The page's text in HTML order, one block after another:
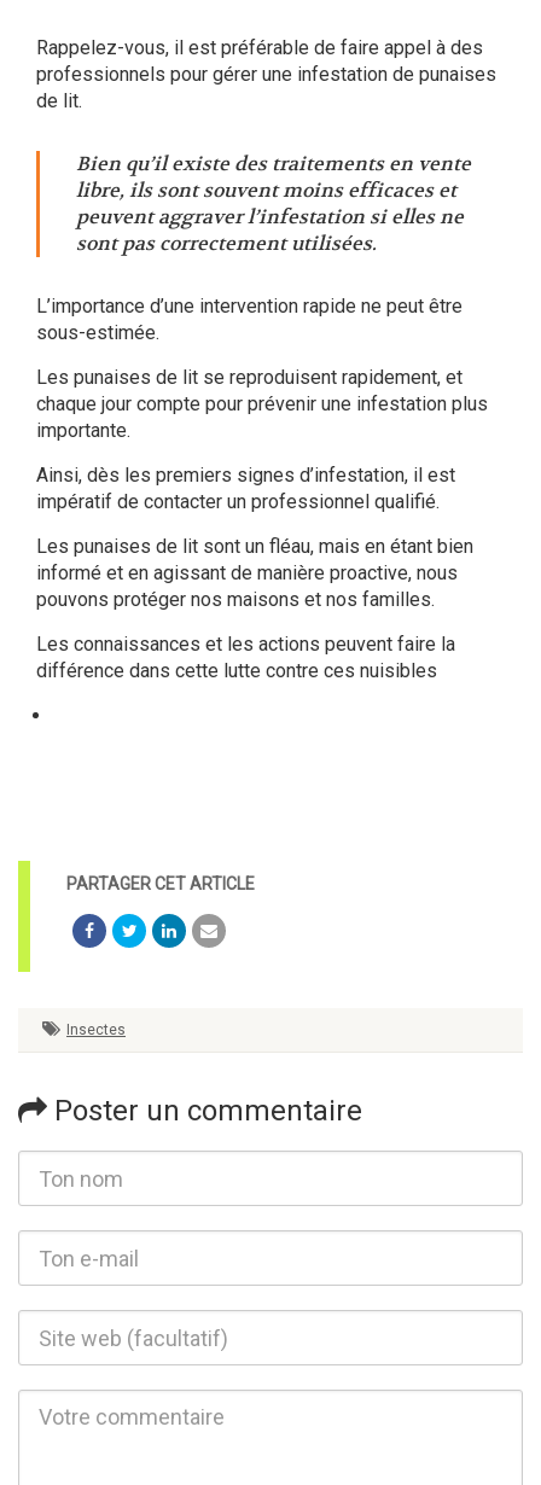
Rappelez-vous, il est préférable de faire appel à des
professionnels pour gérer une infestation de punaises
de lit.
Bien qu’il existe des traitements en vente
libre, ils sont souvent moins efficaces et
peuvent aggraver l’infestation si elles ne
sont pas correctement utilisées.
L’importance d’une intervention rapide ne peut être
sous-estimée.
Les punaises de lit se reproduisent rapidement, et
chaque jour compte pour prévenir une infestation plus
importante.
Ainsi, dès les premiers signes d’infestation, il est
impératif de contacter un professionnel qualifié.
Les punaises de lit sont un fléau, mais en étant bien
informé et en agissant de manière proactive, nous
pouvons protéger nos maisons et nos familles.
Les connaissances et les actions peuvent faire la
différence dans cette lutte contre ces nuisibles
Insectes
Poster un commentaire